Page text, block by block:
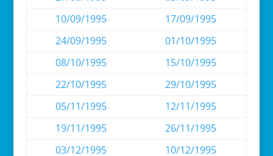
10/09/1995
17/09/1995
24/09/1995
01/10/1995
08/10/1995
15/10/1995
22/10/1995
29/10/1995
05/11/1995
12/11/1995
19/11/1995
26/11/1995
03/12/1995
10/12/1995